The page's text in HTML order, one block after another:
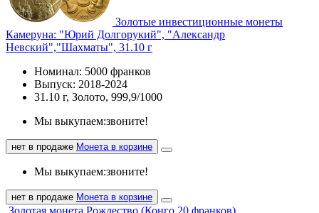
Золотые инвестиционные монеты
Камеруна: "Юрий Долгорукий", "Александр
Невский","Шахматы", 31.10 г
Номинал: 5000 франков
Выпуск: 2018-2024
31.10 г, Золото, 999,9/1000
Мы выкупаем:звоните!
нет в продаже Монета в корзине
Мы выкупаем:звоните!
нет в продаже Монета в корзине
Золотая монета Рождество (Конго,20 франков)